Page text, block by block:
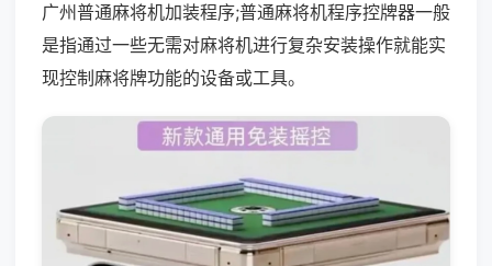
广州普通麻将机加装程序;普通麻将机程序控牌器一般
是指通过一些无需对麻将机进行复杂安装操作就能实
现控制麻将牌功能的设备或工具。